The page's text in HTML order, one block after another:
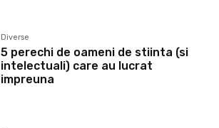
Diverse
5 perechi de oameni de stiinta (si
intelectuali) care au lucrat
impreuna